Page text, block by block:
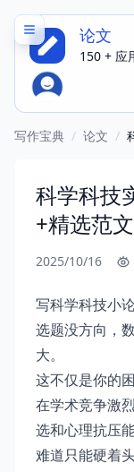
论文
150 + 应
写作宝典 / 论文 /
科学科技
+精选范文
2025/10/16
写科学科技小
选题没方向，
大。
这不仅是你的
在学术竞争激
选和心理抗压能
难道只能硬着